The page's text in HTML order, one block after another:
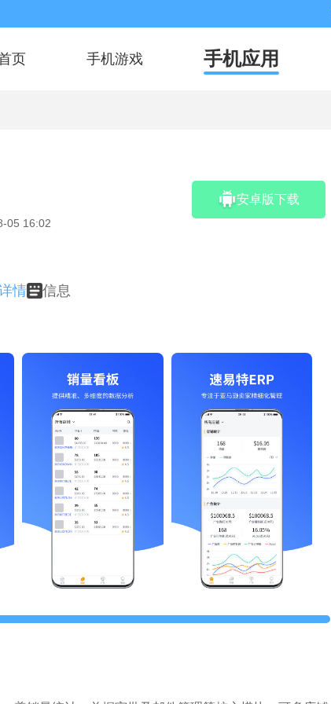
页 手机游戏 手机应用
05 16:02
安卓版下载
情 信息